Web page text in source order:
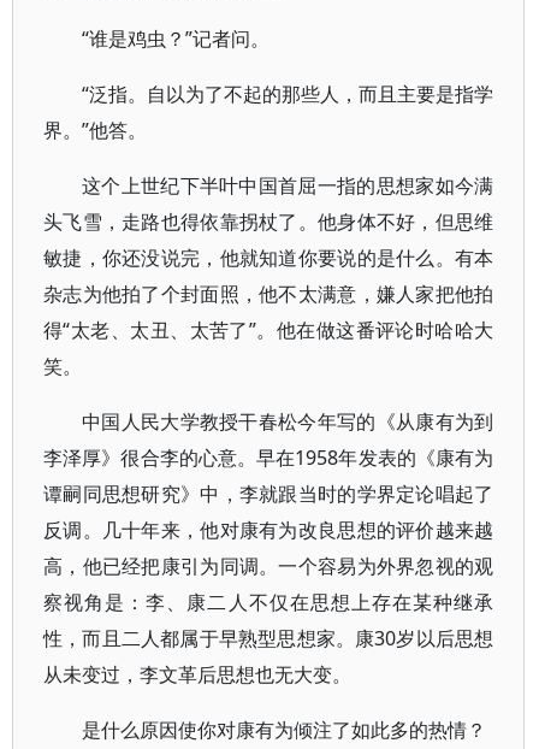
“谁是鸡虫？”记者问。
“泛指。自以为了不起的那些人，而且主要是指学
界。”他答。
这个上世纪下半叶中国首屈一指的思想家如今满
头飞雪，走路也得依靠拐杖了。他身体不好，但思维
敏捷，你还没说完，他就知道你要说的是什么。有本
杂志为他拍了个封面照，他不太满意，嫌人家把他拍
得“太老、太丑、太苦了”。他在做这番评论时哈哈大
笑。
中国人民大学教授干春松今年写的《从康有为到
李泽厚》很合李的心意。早在1958年发表的《康有为
谭嗣同思想研究》中，李就跟当时的学界定论唱起了
反调。几十年来，他对康有为改良思想的评价越来越
高，他已经把康引为同调。一个容易为外界忽视的观
察视角是：李、康二人不仅在思想上存在某种继承
性，而且二人都属于早熟型思想家。康30岁以后思想
从未变过，李文革后思想也无大变。
是什么原因使你对康有为倾注了如此多的热情？